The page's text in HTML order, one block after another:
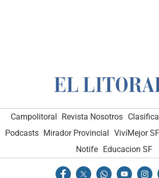
Campolitoral Revista Nosotros
Podcasts Mirador Provincial VivíMejor SF
Notife Educacion SF